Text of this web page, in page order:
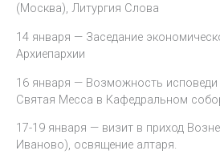
(Москва), Литургия Слова
14 января — Заседание
Архиепархии
16 января — Возможность исповеди
Святая Месса в Кафедральном
17-19 января — визит в приход
Иваново), освящение алтаря.